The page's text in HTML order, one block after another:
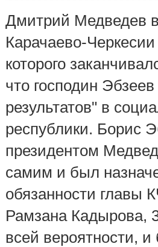
Дмитрий Медведев в
Карачаево-
которого
что господин
результатов" в
республики. Борис
президентом
самим и был
обязанности главы
Рамзана Кадырова,
всей вероятности,